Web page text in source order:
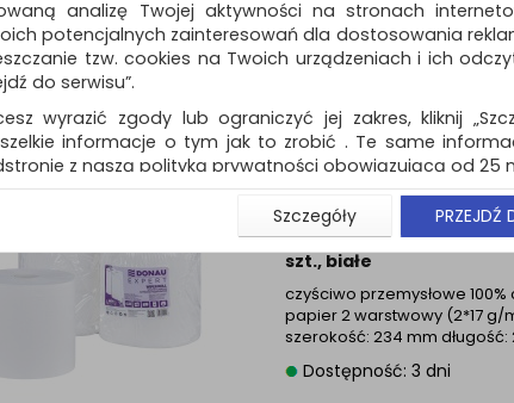
czyściwo przemysłowe
papier 2 warstwowy (2*17 g/
szerokość: 234 mm długość:
Dostępność: 3 dni
Czyściwo
DONAU EXPERT, 2-
warstwowe, 800
szt., białe
czyściwo przemysłowe
papier 2 warstwowy (2*17 g/
szerokość: 234 mm długość:
Dostępność: 3 dni
analizę Twojej aktywności na stronach
potencjalnych zainteresowań dla dostosowania
tzw. cookies na Twoich urządzeniach i ich
do serwisu”.
wyrazić zgody lub ograniczyć jej zakres, kliknij
informacje o tym jak to zrobić . Te same
z naszą polityką prywatności obowiązującą od 25
użytkowników zalogowanych, aby umożliwić
i związane z tym prawidłowe działanie naszej
np. wysłanie potwierdzenia zamówienia na
Państwu prawidłowych informacji o promocjach
ważna jest Państwa wcześniejsza zgoda której
Szczegóły PRZEJDŹ